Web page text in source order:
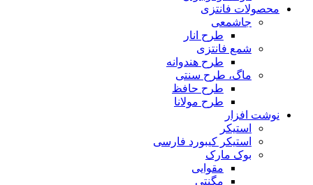
محصولات فانتزی
جاشمعی
طرح انار
شمع فانتزی
طرح هندوانه
ماگ، طرح سنتی
طرح حافظ
طرح مولانا
نوشت افزار
استیکر
استیکر کیبورد فارسی
بوک مارک
مقوایی
مگنتی